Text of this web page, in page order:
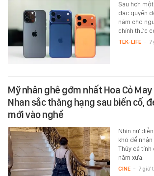
Sau hơn
đặc quyền
năm cho
chính thức
TEK-LIFE - 7
Mỹ nhân ghê gớm nhất Hoa Cỏ
Nhan sắc thăng hạng sau biến cố,
mới vào nghề
Nhìn nữ
khó để
Thủy cá tính
năm xưa.
CINE - 7 giờ